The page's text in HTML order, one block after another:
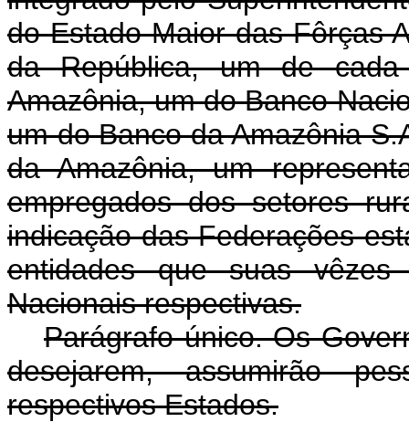
do Estado-Maior das Fôrças
da República, um de
Amazônia, um do Banco
um do Banco da Amazônia
da Amazônia, um
empregados dos setores
indicação das Federações
entidades que suas vêzes
Nacionais respectivas.
Parágrafo único. Os
desejarem, assumirão
respectivos Estados.